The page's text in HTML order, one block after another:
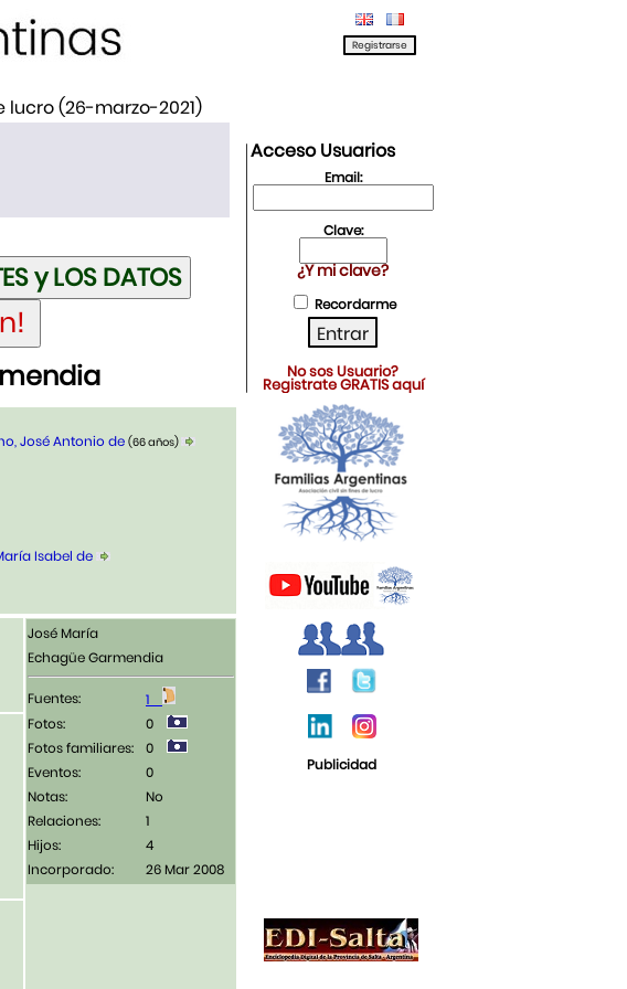
lucro (26-marzo-2021)
José Antonio de (66 años)
Isabel de
José María
Echagüe Garmendia
Fuentes:
1
Fotos:
0
Fotos familiares:
0
Eventos:
0
Notas:
No
Relaciones:
1
Hijos:
4
Incorporado:
26 Mar 2008
Acceso Usuarios
Email:
Clave:
¿Y mi clave?
Recordarme
No sos Usuario?
Registrate GRATIS aquí
Publicidad